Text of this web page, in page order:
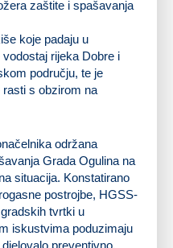
koje padaju u
rijeka Dobre i
području, te je
s obzirom na
održana
Grada Ogulina na
situacija. Konstatirano
postrojbe, HGSS-
tvrtki u
iskustvima poduzimaju
preventivno.